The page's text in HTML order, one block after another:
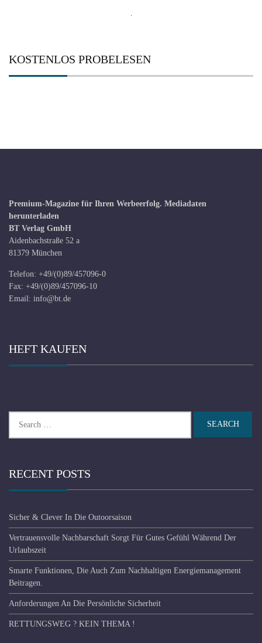
KOSTENLOS PROBELESEN
Premium-Magazine für Ihren Werbeerfolg. Mediadaten
herunterladen
BT Verlag GmbH
Aidenbachstraße 52 a
81379 München
Telefon: +49/(0)89/457096-0
Fax: +49/(0)89/457096-10
Email: info@bt.de
HEFT KAUFEN
for:
RECENT POSTS
Sicher & Clever In Die Outoorsaison
Vertrauensvolle Nachbarschaft Sorgt Für Gutes Gefühl Während Der
Urlaubszeit
Smarte Funktionen, Die Auch Zum Nachhaltigen Energiemanagement
Beitragen.
Anforderungen An Die Persönliche Sicherheit
RETTUNGSWEG ? KEIN THEMA !